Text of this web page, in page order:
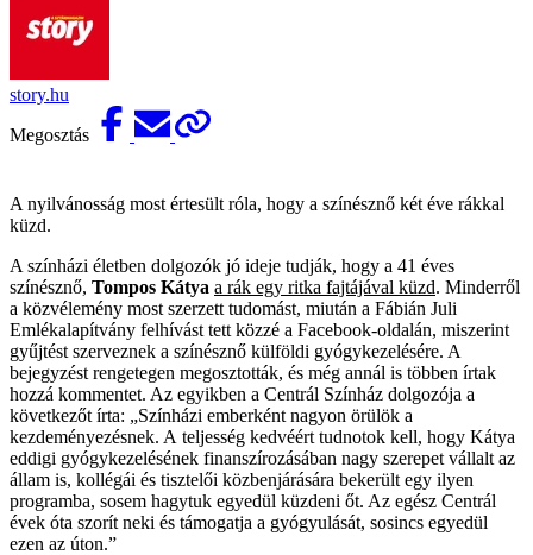
story.hu
Megosztás
A nyilvánosság most értesült róla, hogy a színésznő két éve rákkal
küzd.
A színházi életben dolgozók jó ideje tudják, hogy a 41 éves
színésznő, Tompos Kátya a rák egy ritka fajtájával küzd. Minderről
a közvélemény most szerzett tudomást, miután a Fábián Juli
Emlékalapítvány felhívást tett közzé a Facebook-oldalán, miszerint
gyűjtést szerveznek a színésznő külföldi gyógykezelésére. A
bejegyzést rengetegen megosztották, és még annál is többen írtak
hozzá kommentet. Az egyikben a Centrál Színház dolgozója a
következőt írta: „Színházi emberként nagyon örülök a
kezdeményezésnek. A teljesség kedvéért tudnotok kell, hogy Kátya
eddigi gyógykezelésének finanszírozásában nagy szerepet vállalt az
állam is, kollégái és tisztelői közbenjárására bekerült egy ilyen
programba, sosem hagytuk egyedül küzdeni őt. Az egész Centrál
évek óta szorít neki és támogatja a gyógyulását, sosincs egyedül
ezen az úton.”